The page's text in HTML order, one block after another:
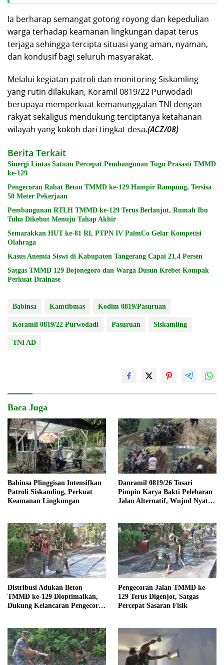
Ia berharap semangat gotong royong dan kepedulian
warga terhadap keamanan lingkungan dapat terus
terjaga sehingga tercipta situasi yang aman, nyaman,
dan kondusif bagi seluruh masyarakat.
Melalui kegiatan patroli dan monitoring Siskamling
yang rutin dilakukan, Koramil 0819/22 Purwodadi
berupaya memperkuat kemanunggalan TNI dengan
rakyat sekaligus mendukung terciptanya ketahanan
wilayah yang kokoh dari tingkat desa.(ACZ/08)
Berita Terkait
Sinergi Lintas Satuan Percepat Pembangunan Tugu Prasasti TMMD
ke-129
Pengecoran Rabat Beton TMMD ke-129 Hampir Rampung, Tersisa
50 Meter Pekerjaan
Pembangunan RTLH TMMD ke-129 Terus Berlanjut, Rumah Ibu
Tuha Dikebut Menuju Tahap Akhir
Semarakkan HUT ke-81 RI, PTPN IV PalmCo Gelar Kompetisi
Olahraga
Kasus Anemia Siswi di Kabupaten Tangerang Capai 21,4 Persen
Satgas TMMD 129 Bojonegoro dan Warga Dusun Krebet Kompak
Perkuat Drainase
Babinsa Kamtibmas Kodim 0819/Pasuruan
Koramil 0819/22 Purwodadi Pasuruan Siskamling
TNI AD
Baca Juga
Babinsa Plinggisan Intensifkan
Patroli Siskamling, Perkuat
Keamanan Lingkungan
Danramil 0819/26 Tosari
Pimpin Karya Bakti Pelebaran
Jalan Alternatif, Wujud Nyata
Distribusi Adukan Beton
TMMD ke-129 Dioptimalkan,
Dukung Kelancaran Pengecoran
Pengecoran Jalan TMMD ke-
129 Terus Digenjot, Satgas
Percepat Sasaran Fisik